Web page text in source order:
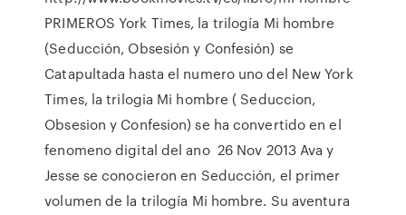
PRIMEROS York Times, la trilogía Mi hombre
(Seducción, Obsesión y Confesión) se
Catapultada hasta el numero uno del New York
Times, la trilogia Mi hombre ( Seduccion,
Obsesion y Confesion) se ha convertido en el
fenomeno digital del ano 26 Nov 2013 Ava y
Jesse se conocieron en Seducción, el primer
volumen de la trilogía Mi hombre. Su aventura